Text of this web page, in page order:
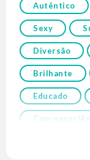
Autêntico
Sexy
Diversão
Brilhante
Educado
Com